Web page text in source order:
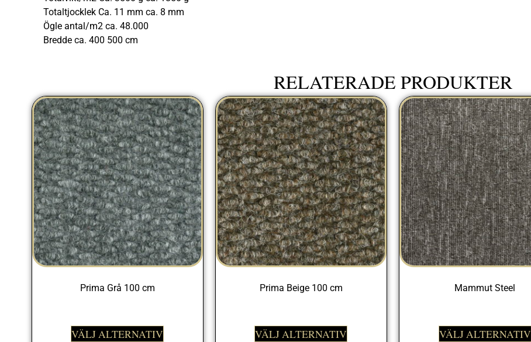
Prima Grå 100 cm
VÄLJ ALTERNATIV
Prima Beige 100 cm
VÄLJ ALTERNATIV
Mammut Steel
VÄLJ ALTERNATIV
Totaltjocklek Ca. 11 mm ca. 8 mm
Ögle antal/m2 ca. 48.000
Bredde ca. 400 500 cm
RELATERADE PRODUKTER